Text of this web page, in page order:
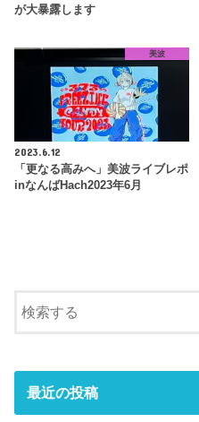
が大暴露します
美波
2023.6.12
「更なる高みへ」美波ライブレポ
inなんばHach2023年6月
最近の投稿